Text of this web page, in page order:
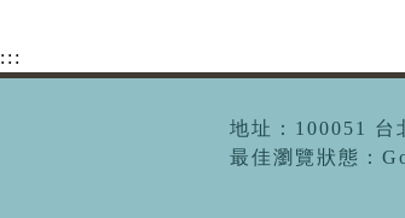
:::
地址：100051 台
最佳瀏覽狀態：